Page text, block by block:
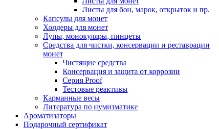
Листы для бон, марок, открыток и пр.
Капсулы для монет
Холдеры для монет
Лупы, монокуляры, пинцеты
Средства для чистки, консервации и реставрации
монет
Чистящие средства
Консервация и защита от коррозии
Серия Proof
Тестовые реактивы
Карманные весы
Литература по нумизматике
Ароматизаторы
Подарочный сертификат